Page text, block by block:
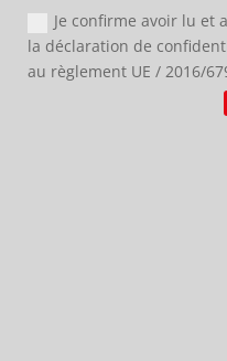
Je confirme avoir lu et
la déclaration de
au règlement UE / 2016/